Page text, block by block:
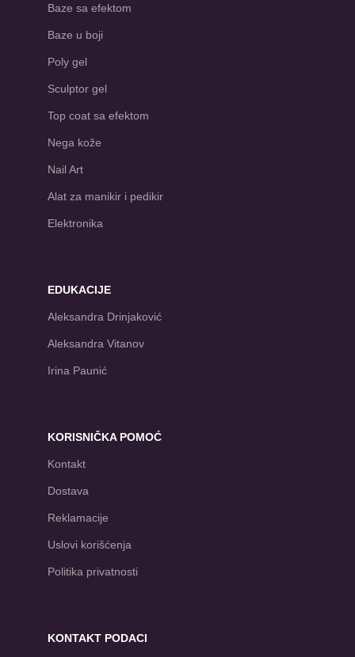
Baze sa efektom
Baze u boji
Poly gel
Sculptor gel
Top coat sa efektom
Nega kože
Nail Art
Alat za manikir i pedikir
Elektronika
EDUKACIJE
Aleksandra Drinjaković
Aleksandra Vitanov
Irina Paunić
KORISNIČKA POMOĆ
Kontakt
Dostava
Reklamacije
Uslovi korišćenja
Politika privatnosti
KONTAKT PODACI